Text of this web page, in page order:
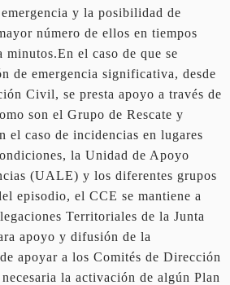
y la posibilidad de
número de ellos en tiempos
el caso de que se
de emergencia significativa, desde
Civil, se presta apoyo a través de
son el Grupo de Rescate y
el caso de incidencias en lugares
la Unidad de Apoyo
(UALE) y los diferentes grupos
episodio, el CCE se mantiene a
Territoriales de la Junta
apoyo y difusión de la
apoyar a los Comités de Dirección
la activación de algún Plan